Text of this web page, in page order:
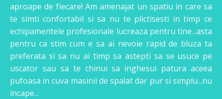
aproape de fiecare! Am amenajat un spatiu in care sa
te simti confortabil si sa nu te plictisesti in timp ce
echipamentele profesionale lucreaza pentru tine...asta
pentru ca stim cum e sa ai nevoie rapid de bluza ta
preferata si sa nu ai timp sa astepti sa se usuce pe
uscator sau sa te chinui sa inghesui patura aceea
pufoasa in cuva masinii de spalat dar pur si simplu...nu
incape...